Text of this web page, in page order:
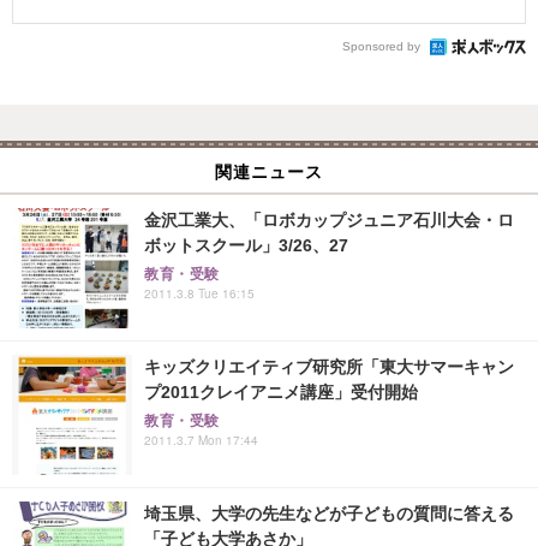
Sponsored by
関連ニュース
金沢工業大、「ロボカップジュニア石川大会・ロ
ボットスクール」3/26、27
教育・受験
2011.3.8 Tue 16:15
キッズクリエイティブ研究所「東大サマーキャン
プ2011クレイアニメ講座」受付開始
教育・受験
2011.3.7 Mon 17:44
埼玉県、大学の先生などが子どもの質問に答える
「子ども大学あさか」